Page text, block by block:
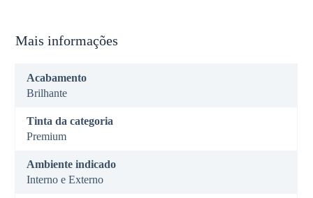
Mais informações
Acabamento
Brilhante
Tinta da categoria
Premium
Ambiente indicado
Interno e Externo